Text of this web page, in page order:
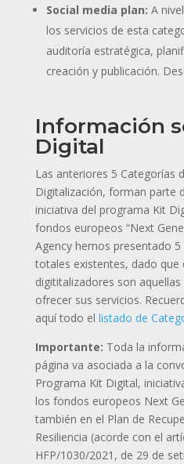
Social media plan: A
los servicios de esta
auditoría estratégica,
creación y publicación.
Información
Digital
Las anteriores 5 Categorías
Digitalización, forman parte
iniciativa del programa Kit
fondos europeos “Next
Agency hemos presentado
totales existentes, dado que
digititalizadores son
ofrecer sus servicios.
aquí todo el listado de
Importante: Toda la
página va asociada a la
Programa Kit Digital,
los fondos europeos Next
también en el Plan de
Resiliencia (acorde con el
HFP/1030/2021, de 29 de